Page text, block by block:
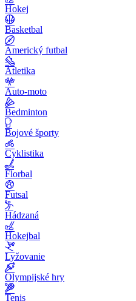
Hokej
Basketbal
Americký futbal
Atletika
Auto-moto
Bedminton
Bojové športy
Cyklistika
Florbal
Futsal
Hádzaná
Hokejbal
Lyžovanie
Olympijské hry
Tenis